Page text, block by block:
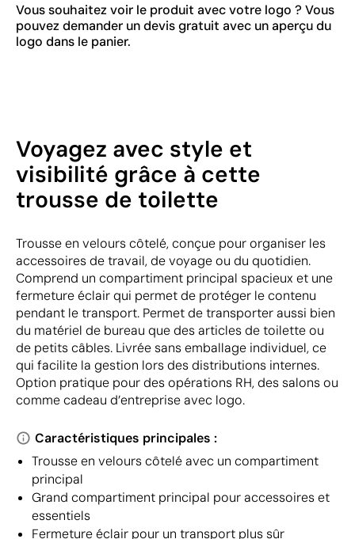
Vous souhaitez voir le produit avec votre logo ? Vous
pouvez demander un devis gratuit avec un aperçu du
logo dans le panier.
Voyagez avec style et
visibilité grâce à cette
trousse de toilette
Trousse en velours côtelé, conçue pour organiser les
accessoires de travail, de voyage ou du quotidien.
Comprend un compartiment principal spacieux et une
fermeture éclair qui permet de protéger le contenu
pendant le transport. Permet de transporter aussi bien
du matériel de bureau que des articles de toilette ou
de petits câbles. Livrée sans emballage individuel, ce
qui facilite la gestion lors des distributions internes.
Option pratique pour des opérations RH, des salons ou
comme cadeau d’entreprise avec logo.
Caractéristiques principales :
Trousse en velours côtelé avec un compartiment
principal
Grand compartiment principal pour accessoires et
essentiels
Fermeture éclair pour un transport plus sûr